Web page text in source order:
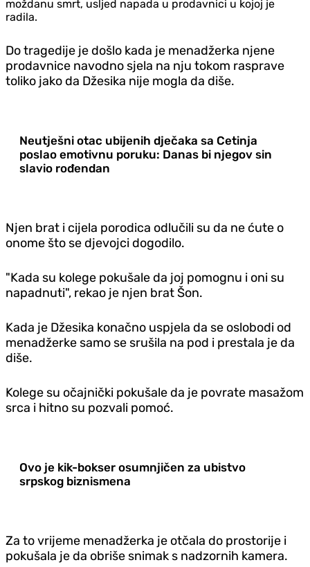
moždanu smrt, usljed napada u prodavnici u kojoj je
radila.
Do tragedije je došlo kada je menadžerka njene
prodavnice navodno sjela na nju tokom rasprave
toliko jako da Džesika nije mogla da diše.
Neutješni otac ubijenih dječaka sa Cetinja
poslao emotivnu poruku: Danas bi njegov sin
slavio rođendan
Njen brat i cijela porodica odlučili su da ne ćute o
onome što se djevojci dogodilo.
"Kada su kolege pokušale da joj pomognu i oni su
napadnuti", rekao je njen brat Šon.
Kada je Džesika konačno uspjela da se oslobodi od
menadžerke samo se srušila na pod i prestala je da
diše.
Kolege su očajnički pokušale da je povrate masažom
srca i hitno su pozvali pomoć.
Ovo je kik-bokser osumnjičen za ubistvo
srpskog biznismena
Za to vrijeme menadžerka je otčala do prostorije i
pokušala je da obriše snimak s nadzornih kamera.